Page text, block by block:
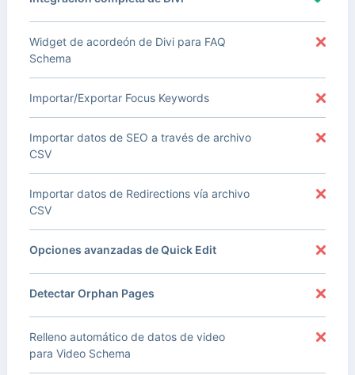
Widget de acordeón de Divi para FAQ
Schema
Importar/Exportar Focus Keywords
Importar datos de SEO a través de archivo
CSV
Importar datos de Redirections vía archivo
CSV
Opciones avanzadas de Quick Edit
Detectar Orphan Pages
Relleno automático de datos de video
para Video Schema